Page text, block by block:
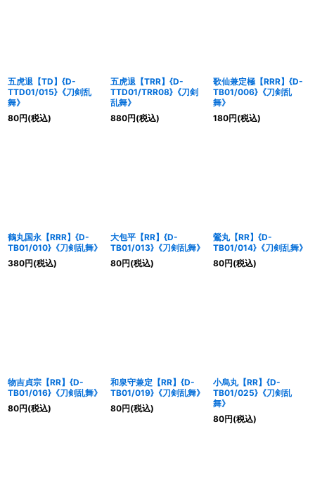
五虎退【TD】{D-
TTD01/015}《刀剣乱
舞》
80円(税込)
五虎退【TRR】{D-
TTD01/TRR08}《刀剣
乱舞》
880円(税込)
歌仙兼定極【RRR】{D-
TB01/006}《刀剣乱
舞》
180円(税込)
鶴丸国永【RRR】{D-
TB01/010}《刀剣乱舞》
380円(税込)
大包平【RR】{D-
TB01/013}《刀剣乱舞》
80円(税込)
鶯丸【RR】{D-
TB01/014}《刀剣乱舞》
80円(税込)
物吉貞宗【RR】{D-
TB01/016}《刀剣乱舞》
80円(税込)
和泉守兼定【RR】{D-
TB01/019}《刀剣乱舞》
80円(税込)
小烏丸【RR】{D-
TB01/025}《刀剣乱
舞》
80円(税込)